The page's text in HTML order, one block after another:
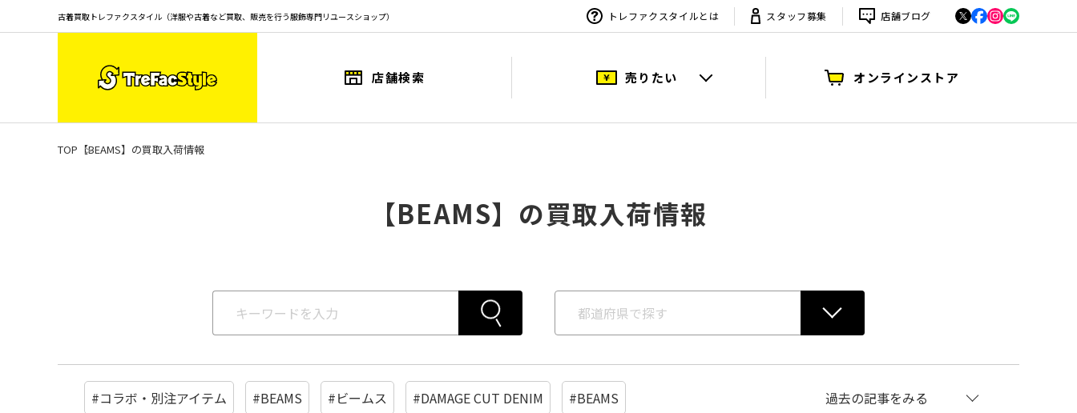
古着買取トレファクスタイル（洋服や古着など買取、販売を行う服飾専門リユースショップ） トレファクスタイルとは スタッフ募集 店舗ブログ
店舗検索 売りたい オンラインストア
TOP 【BEAMS】の買取入荷情報
【BEAMS】の買取入荷情報
#コラボ・別注アイテム #BEAMS #ビームス #DAMAGE CUT DENIM #BEAMS 過去の記事をみる